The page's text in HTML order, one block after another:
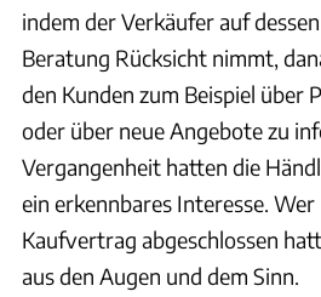
indem der Verkäufer auf
Beratung Rücksicht nimmt,
den Kunden zum Beispiel über
oder über neue Angebote zu
Vergangenheit hatten die
ein erkennbares Interesse.
Kaufvertrag abgeschlossen
aus den Augen und dem Sinn.